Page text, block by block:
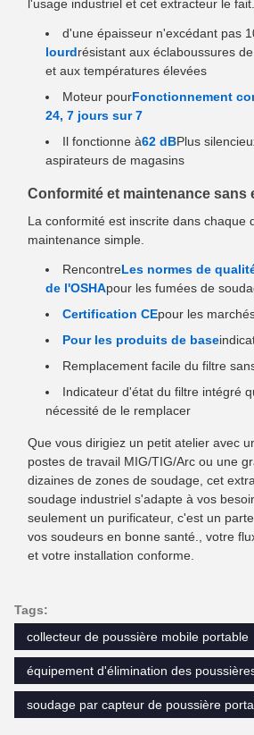
l'usage industriel et cet extracteur le fait.
d'une épaisseur n'excédant pas
lourdrésistant aux éclaboussures
et aux températures élevées
Moteur pourFonctionnement
24, 7 jours sur 7
Il fonctionne à62 dBPlus
aspirateurs de magasins
Conformité et maintenance sans
La conformité est inscrite dans chaque
maintenance simple.
RencontreLes normes de
de l'OSHApour les fumées de
Certification CEpour les
Pour les produits de base
Remplacement facile du filtre
Indicateur d'état du filtre intégré
nécessité de le remplacer
Que vous dirigiez un petit atelier avec
postes de travail MIG/TIG/Arc ou une
dizaines de zones de soudage, cet
soudage industriel s'adapte à vos
seulement un purificateur, c'est un
vos soudeurs en bonne santé., votre
et votre installation conforme.
Tags:
collecteur de poussière mobile portable
équipement d'élimination des
soudage par capteur de poussière